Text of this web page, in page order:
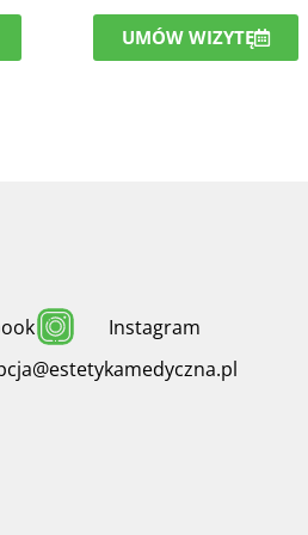
UMÓW WIZYTĘ
Instagram